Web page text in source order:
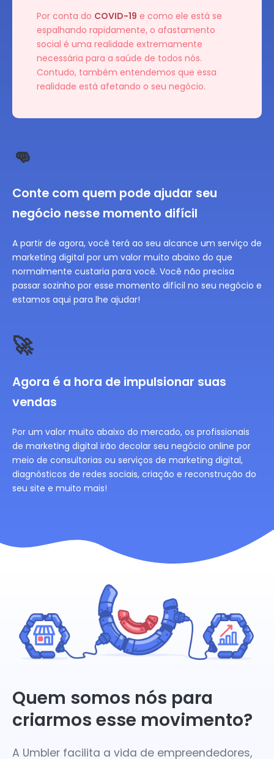
Por conta do COVID-19 e como ele está se
espalhando rapidamente, o afastamento
social é uma realidade extremamente
necessária para a saúde de todos nós.
Contudo, também entendemos que essa
realidade está afetando o seu negócio.
👊
Conte com quem pode ajudar seu
negócio nesse momento difícil
A partir de agora, você terá ao seu alcance um serviço de
marketing digital por um valor muito abaixo do que
normalmente custaria para você. Você não precisa
passar sozinho por esse momento difícil no seu negócio e
estamos aqui para lhe ajudar!
🚀
Agora é a hora de impulsionar suas
vendas
Por um valor muito abaixo do mercado, os profissionais
de marketing digital irão decolar seu negócio online por
meio de consultorias ou serviços de marketing digital,
diagnósticos de redes sociais, criação e reconstrução do
seu site e muito mais!
Quem somos nós para
criarmos esse movimento?
A Umbler facilita a vida de empreendedores,